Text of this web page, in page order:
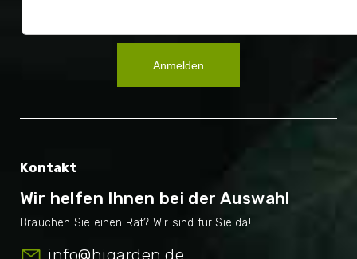
Anmelden
Kontakt
Wir helfen Ihnen bei der Auswahl
info@higarden.de